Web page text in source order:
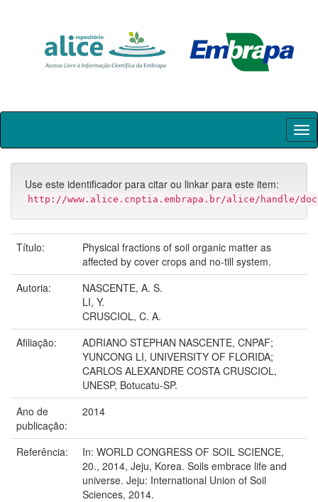
Skip
Use este identificador para citar ou linkar para este item:
http://www.alice.cnptia.embrapa.br/alice/handle/
Título:
Physical fractions of soil organic matter as
affected by cover crops and no-till system.
Autoria:
NASCENTE, A. S.
LI, Y.
CRUSCIOL, C. A.
Afiliação:
ADRIANO STEPHAN NASCENTE, CNPAF;
YUNCONG LI, UNIVERSITY OF FLORIDA;
CARLOS ALEXANDRE COSTA CRUSCIOL,
UNESP, Botucatu-SP.
Ano de
publicação:
2014
Referência:
In: WORLD CONGRESS OF SOIL SCIENCE,
20., 2014, Jeju, Korea. Soils embrace life and
universe. Jeju: International Union of Soil
Sciences, 2014.